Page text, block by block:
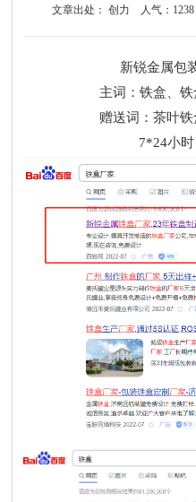
文章出处： 创力 人气： 1238
新锐金属包
主词：铁盒、
赠送词：茶叶
7*24小